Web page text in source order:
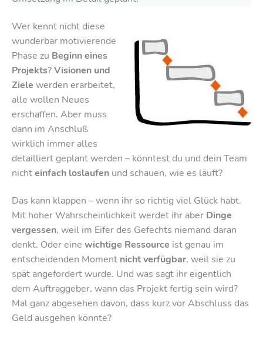
Wer kennt nicht diese
wunderbar motivierende
Phase zu Beginn eines
Projekts?Visionen und
Ziele werden erarbeitet,
alle wollen Neues
erschaffen. Aber muss
dann im Anschluß
wirklich immer alles
detailliert geplant werden – könntest du und dein Team
nichteinfach loslaufen und schauen, wie es läuft?
Das kann klappen – wenn ihr so richtig viel Glück habt.
Mit hoher Wahrscheinlichkeit werdet ihr aber Dinge
vergessen, weil im Eifer des Gefechts niemand daran
denkt. Oder eine wichtige Ressource ist genau im
entscheidenden Moment nicht verfügbar, weil sie zu
spät angefordert wurde. Und was sagt ihr eigentlich
dem Auftraggeber, wann das Projekt fertig sein wird?
Mal ganz abgesehen davon, dass kurz vor Abschluss das
Geld ausgehen könnte?